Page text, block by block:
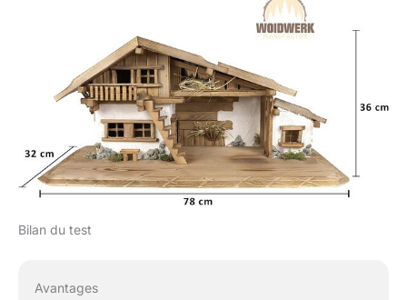
Bilan du test
Avantages